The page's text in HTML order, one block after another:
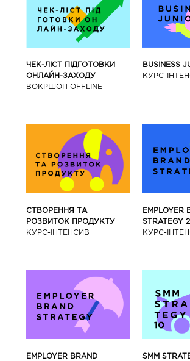
ЧЕК-ЛІСТ ПІДГОТОВКИ
ОНЛАЙН-ЗАХОДУ
ВОКРШОП OFFLINE
BUSINESS
КУРС-
СТВОРЕННЯ ТА
РОЗВИТОК ПРОДУКТУ
КУРС-IНТЕНСИВ
EMPLOYER
STRATEGY
КУРС-
EMPLOYER BRAND
SMM